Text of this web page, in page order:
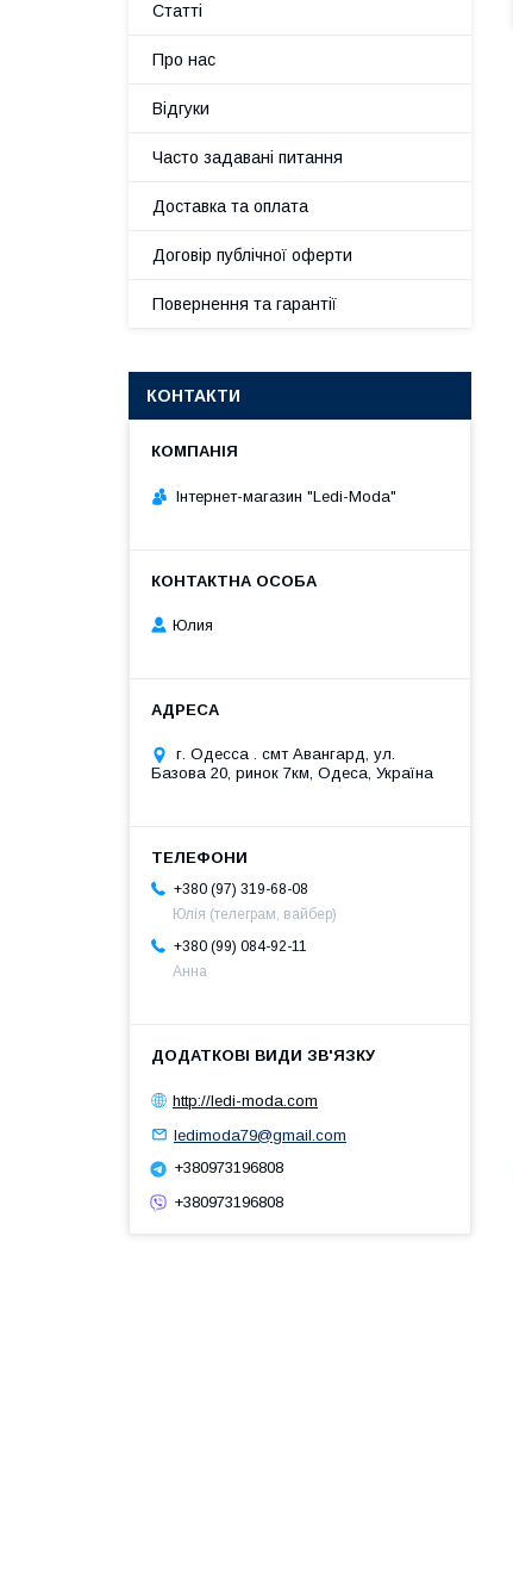
Статті
Про нас
Відгуки
Часто задавані питання
Доставка та оплата
Договір публічної оферти
Повернення та гарантії
КОНТАКТИ
Інтернет-магазин "Ledi-Moda"
Юлия
г. Одесса . смт Авангард, ул.
Базова 20, ринок 7км, Одеса, Україна
+380 (97) 319-68-08
Юлія (телеграм, вайбер)
+380 (99) 084-92-11
Анна
http://ledi-moda.com
ledimoda79@gmail.com
+380973196808
+380973196808